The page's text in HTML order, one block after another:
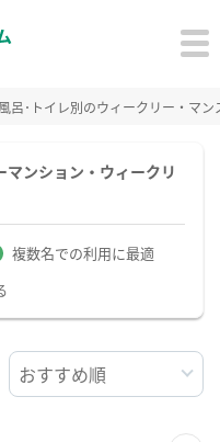
風呂･トイレ別のウィークリー・マ
ンション・ウィークリ
複数名での利用に最適